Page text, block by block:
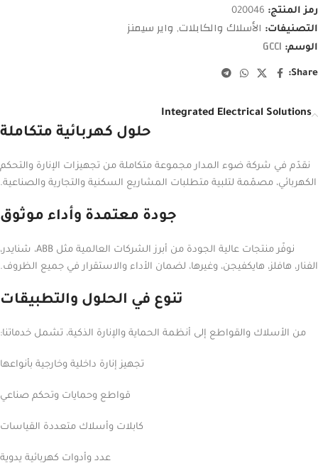
رمز المنتج: 020046
التصنيفات: الأسلاك والكابلات, واير سيمنز
الوسم: GCCI
Share:
Integrated Electrical Solutions
حلول كهربائية متكاملة
نقدّم في شركة ضوء المدار مجموعة متكاملة من تجهيزات الإنارة والتحكم
الكهربائي، مصمّمة لتلبية متطلبات المشاريع السكنية والتجارية والصناعية.
جودة معتمدة وأداء موثوق
نوفّر منتجات عالية الجودة من أبرز الشركات العالمية مثل ABB، شنايدر،
الفنار، هافلز، هايكفيجن، وغيرها، لضمان الأداء والاستقرار في جميع الظروف.
تنوع في الحلول والتطبيقات
من الأسلاك والقواطع إلى أنظمة الحماية والإنارة الذكية، تشمل خدماتنا:
تجهيز إنارة داخلية وخارجية بأنواعها
قواطع وحمايات وتحكم صناعي
كابلات وأسلاك متعددة القياسات
عدد وأدوات كهربائية يدوية